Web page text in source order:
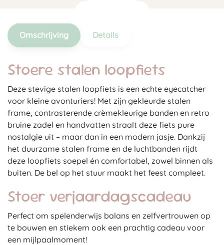
Omschrijving Details
Stoere stalen loopfiets
Deze stevige stalen loopfiets is een echte eyecatcher
voor kleine avonturiers! Met zijn gekleurde stalen
frame, contrasterende crèmekleurige banden en retro
bruine zadel en handvatten straalt deze fiets pure
nostalgie uit – maar dan in een modern jasje. Dankzij
het duurzame stalen frame en de luchtbanden rijdt
deze loopfiets soepel én comfortabel, zowel binnen als
buiten. De bel op het stuur maakt het feest compleet.
Stoer verjaardagscadeau
Perfect om spelenderwijs balans en zelfvertrouwen op
te bouwen en stiekem ook een prachtig cadeau voor
een mijlpaalmoment!